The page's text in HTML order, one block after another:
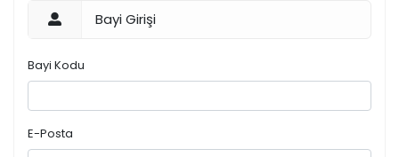
Bayi Girişi
Bayi Kodu
E-Posta